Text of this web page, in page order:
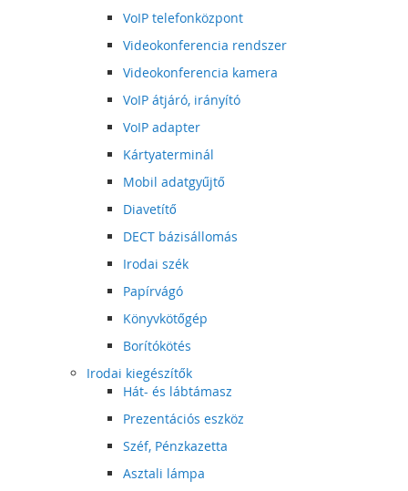
VoIP telefonközpont
Videokonferencia rendszer
Videokonferencia kamera
VoIP átjáró, irányító
VoIP adapter
Kártyaterminál
Mobil adatgyűjtő
Diavetítő
DECT bázisállomás
Irodai szék
Papírvágó
Könyvkötőgép
Borítókötés
Irodai kiegészítők
Hát- és lábtámasz
Prezentációs eszköz
Széf, Pénzkazetta
Asztali lámpa